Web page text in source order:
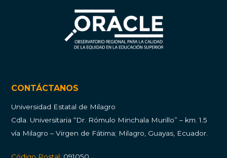
CONTÁCTANOS
Universidad Estatal de Milagro
Cdla. Universitaria “Dr. Rómulo Minchala Murillo” – km. 1.5
vía Milagro – Virgen de Fátima; Milagro, Guayas, Ecuador.